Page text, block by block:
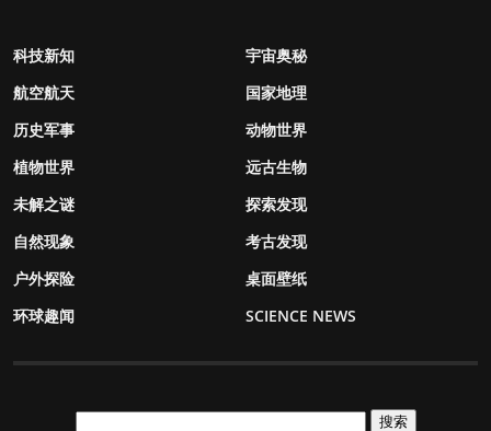
科技新知
宇宙奥秘
航空航天
国家地理
历史军事
动物世界
植物世界
远古生物
未解之谜
探索发现
自然现象
考古发现
户外探险
桌面壁纸
环球趣闻
SCIENCE NEWS